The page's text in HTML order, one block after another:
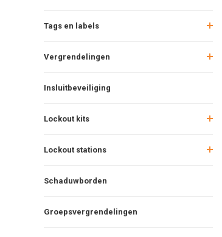
Tags en labels
Vergrendelingen
Insluitbeveiliging
Lockout kits
Lockout stations
Schaduwborden
Groepsvergrendelingen